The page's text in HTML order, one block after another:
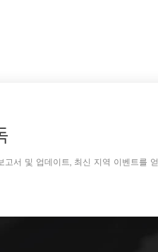
서 및 업데이트, 최신 지역 이벤트를